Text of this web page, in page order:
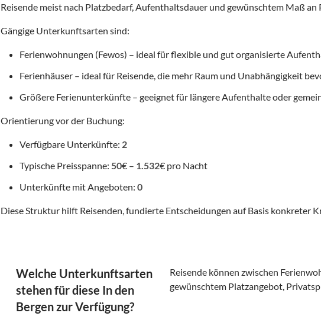
Reisende meist nach Platzbedarf, Aufenthaltsdauer und gewünschtem Maß an
Gängige Unterkunftsarten sind:
Ferienwohnungen (Fewos) – ideal für flexible und gut organisierte
Ferienhäuser – ideal für Reisende, die mehr Raum und Unabhängigkeit
Größere Ferienunterkünfte – geeignet für längere Aufenthalte oder
Orientierung vor der Buchung:
Verfügbare Unterkünfte: 2
Typische Preisspanne: 50€ – 1.532€ pro Nacht
Unterkünfte mit Angeboten: 0
Diese Struktur hilft Reisenden, fundierte Entscheidungen auf Basis konkreter
Welche Unterkunftsarten
stehen für diese In den
Bergen zur Verfügung?
Reisende können zwischen
gewünschtem Platzangebot,